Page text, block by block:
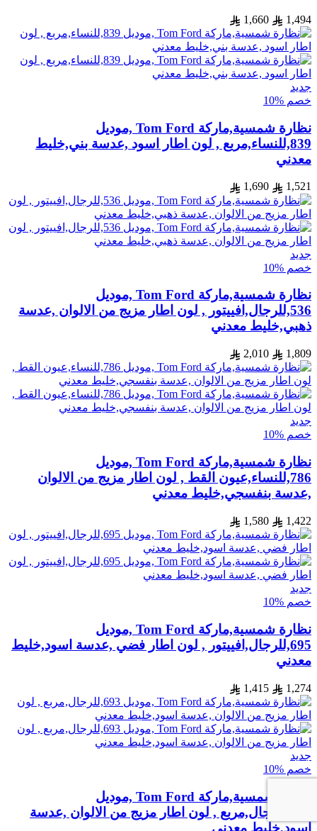
1,494
1,660
جديد
خصم %10
نظارة شمسية,ماركة Tom Ford ,موديل
839,للنساء,مربع , لون اطار اسود ,عدسة بني,خليط
معدني
1,521
1,690
جديد
خصم %10
نظارة شمسية,ماركة Tom Ford ,موديل
536,للرجال,افييتور , لون اطار مزيج من الالوان ,عدسة
ذهبي,خليط معدني
1,809
2,010
جديد
خصم %10
نظارة شمسية,ماركة Tom Ford ,موديل
786,للنساء,عيون القط , لون اطار مزيج من الالوان
,عدسة بنفسجي,خليط معدني
1,422
1,580
جديد
خصم %10
نظارة شمسية,ماركة Tom Ford ,موديل
695,للرجال,افييتور , لون اطار فضي ,عدسة اسود,خليط
معدني
1,274
1,415
جديد
خصم %10
نظارة شمسية,ماركة Tom Ford ,موديل
693,للرجال,مربع , لون اطار مزيج من الالوان ,عدسة
اسود,خليط معدني